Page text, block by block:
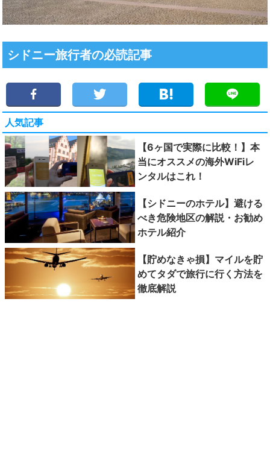
シドニー旅行者の必読記事
人気記事
【6ヶ国で実際に比較！】本
当にオススメの海外WiFiレ
ンタルはこれ！
【シドニーのホテル】避ける
べき危険地区の解説・お勧め
ホテル紹介
【貯めなきゃ損】マイルを貯
めてタダで旅行に行く方法を
徹底解説